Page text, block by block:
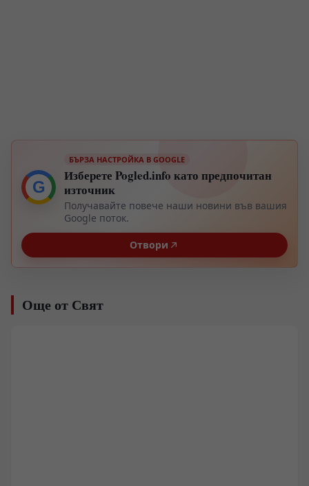
G
БЪРЗА НАСТРОЙКА В GOOGLE
Изберете Pogled.info като предпочитан
източник
Получавайте повече наши новини във вашия
Google поток.
Отвори
Още от Свят